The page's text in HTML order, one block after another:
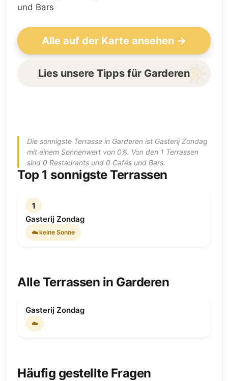
und Bars
Alle auf der Karte ansehen →
Lies unsere Tipps für Garderen
Die sonnigste Terrasse in Garderen ist Gasterij Zondag
mit einem Sonnenwert von 0%. Von den 1 Terrassen
sind 0 Restaurants und 0 Cafés und Bars.
Top 1 sonnigste Terrassen
1
Gasterij Zondag
☁️ keine Sonne
Alle Terrassen in Garderen
Gasterij Zondag
☁️
Häufig gestellte Fragen